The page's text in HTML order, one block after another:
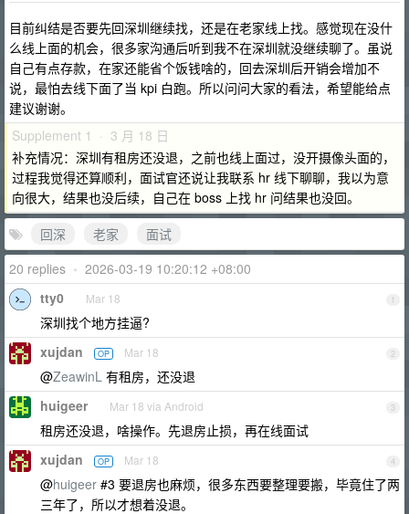
目前纠结是否要先回深圳继续找，还是在老家线上找。感觉现在没什
么线上面的机会，很多家沟通后听到我不在深圳就没继续聊了。虽说
自己有点存款，在家还能省个饭钱啥的，回去深圳后开销会增加不
说，最怕去线下面了当 kpi 白跑。所以问问大家的看法，希望能给点
建议谢谢。
Supplement 1 · 3 月 18 日
补充情况：深圳有租房还没退，之前也线上面过，没开摄像头面的，
过程我觉得还算顺利，面试官还说让我联系 hr 线下聊聊，我以为意
向很大，结果也没后续，自己在 boss 上找 hr 问结果也没回。
回深
老家
面试
20 replies • 2026-03-19 10:20:12 +08:00
1
tty0 Mar 18
深圳找个地方挂逼?
2
xujdan OP Mar 18
@ZeawinL 有租房，还没退
3
huigeer Mar 18 via Android
租房还没退，啥操作。先退房止损，再在线面试
4
xujdan OP Mar 18
@huigeer #3 要退房也麻烦，很多东西要整理要搬，毕竟住了两
三年了，所以才想着没退。